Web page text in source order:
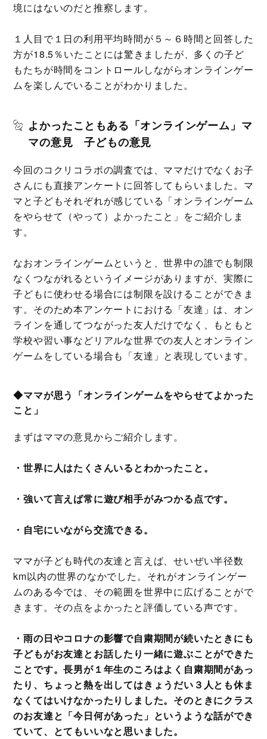
境にはないのだと推察します。
１人目で１日の利用平均時間が５～６時間と回答した
方が18.5％いたことには驚きましたが、多くの子ど
もたちが時間をコントロールしながらオンラインゲー
ムを楽しんでいることがわかりました。
よかったこともある「オンラインゲーム」マ
マの意見 子どもの意見
今回のコクリコラボの調査では、ママだけでなくお子
さんにも直接アンケートに回答してもらいました。マ
マと子どもそれぞれが感じている「オンラインゲーム
をやらせて（やって）よかったこと」をご紹介しま
す。
なおオンラインゲームというと、世界中の誰でも制限
なくつながれるというイメージがありますが、実際に
子どもに使わせる場合には制限を設けることができま
す。そのため本アンケートにおける「友達」は、オン
ラインを通してつながった友人だけでなく、もともと
学校や習い事などリアルな世界での友人とオンライン
ゲームをしている場合も「友達」と表現しています。
◆ママが思う「オンラインゲームをやらせてよかった
こと」
まずはママの意見からご紹介します。
・世界に人はたくさんいるとわかったこと。
・強いて言えば常に遊び相手がみつかる点です。
・自宅にいながら交流できる。
ママが子ども時代の友達と言えば、せいぜい半径数
km以内の世界のなかでした。それがオンラインゲー
ムのある今では、その範囲を世界中に広げることがで
きます。その点をよかったと評価している声です。
・雨の日やコロナの影響で自粛期間が続いたときにも
子どもがお友達とお話したり一緒に遊ぶことができた
ことです。長男が１年生のころはよく自粛期間があっ
たり、ちょっと熱を出してはきょうだい３人とも休ま
なくてはいけなかったりしました。そのときにクラス
のお友達と「今日何があった」というような話ができ
ていて、とてもいいなと思いました。